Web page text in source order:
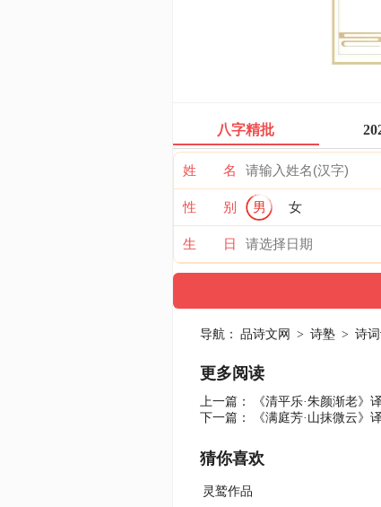
八字精批
姓 名
性 别 男 女
生 日
导航： 品诗文网 > 诗塾 > 诗
更多阅读
上一篇：
《清平乐·朱颜渐老》
下一篇：
《满庭芳·山抹微云》
猜你喜欢
灵鹫作品